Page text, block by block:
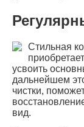
Стильная
усвоить
дальнейшем
чистки,
вид.